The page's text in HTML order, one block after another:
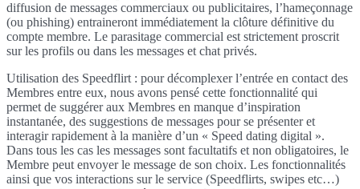
diffusion de messages commerciaux ou publicitaires, l’hameçonnage
(ou phishing) entraineront immédiatement la clôture définitive du
compte membre. Le parasitage commercial est strictement proscrit
sur les profils ou dans les messages et chat privés.
Utilisation des Speedflirt : pour décomplexer l’entrée en contact des
Membres entre eux, nous avons pensé cette fonctionnalité qui
permet de suggérer aux Membres en manque d’inspiration
instantanée, des suggestions de messages pour se présenter et
interagir rapidement à la manière d’un « Speed dating digital ».
Dans tous les cas les messages sont facultatifs et non obligatoires, le
Membre peut envoyer le message de son choix. Les fonctionnalités
ainsi que vos interactions sur le service (Speedflirts, swipes etc…)